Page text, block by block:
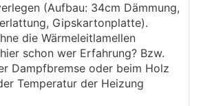
(Aufbau: 34cm Dämmung,
Gipskartonplatte).
die Wärmeleitlamellen
schon wer Erfahrung? Bzw.
Dampfbremse oder beim Holz
Temperatur der Heizung